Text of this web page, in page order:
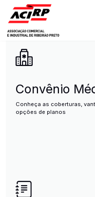
Pular para o conteúdo
ACIRP -
Convênio
Conheça as coberturas,
opções de planos